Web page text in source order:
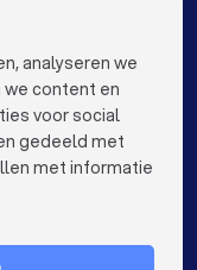
in Amersfoort
in Maastricht
in Dordrecht
keyboard_arrow_down
analyseren we
we content en
voor social
gedeeld met
met informatie